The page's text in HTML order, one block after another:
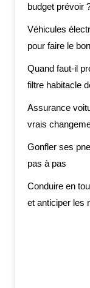
budget prévoir
Véhicules
pour faire le
Quand faut-il
filtre habitacle
Assurance
vrais
Gonfler ses
pas à pas
Conduire en
et anticiper les